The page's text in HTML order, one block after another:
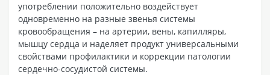
употреблении положительно воздействует
одновременно на разные звенья системы
кровообращения – на артерии, вены, капилляры,
мышцу сердца и наделяет продукт универсальными
свойствами профилактики и коррекции патологии
сердечно-сосудистой системы.